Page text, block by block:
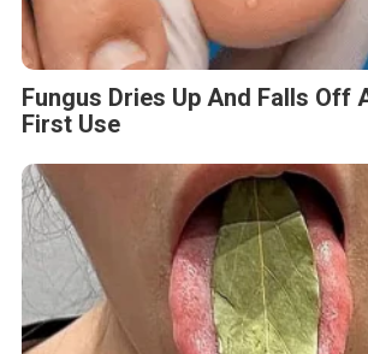
Fungus Dries Up And Falls Off
First Use